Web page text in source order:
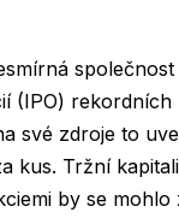
(IPO)
své zdroje to
kus. Tržní
by se